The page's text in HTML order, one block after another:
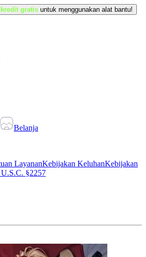
kredit gratis untuk menggunakan alat bantu!
Belanja
LayananKebijakan KeluhanKebijakan
U.S.C. §2257